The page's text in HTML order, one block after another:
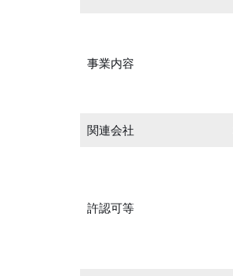
事業内容
関連会社
許認可等